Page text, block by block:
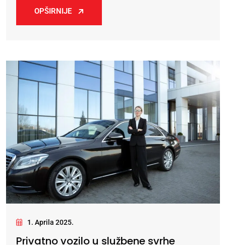
OPŠIRNIJE
1. Aprila 2025.
Privatno vozilo u službene svrhe